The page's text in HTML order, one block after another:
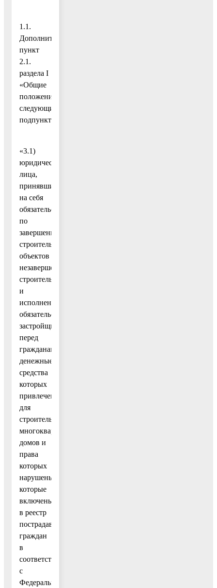
1.1.
Дополнить
пункт
2.1.
раздела I
«Общие
положения»
следующим
подпунктом:
«3.1)
юридические
лица,
принявшие
на себя
обязательство
по
завершению
строительства
объектов
незавершенного
строительства
и
исполнению
обязательств
застройщика
перед
гражданами,
денежные
средства
которых
привлечены
для
строительства
многоквартирных
домов и
права
которых
нарушены,
которые
включены
в реестр
пострадавших
граждан
в
соответствии
с
Федеральным